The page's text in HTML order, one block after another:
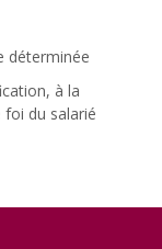
déterminée
à la
foi du salarié